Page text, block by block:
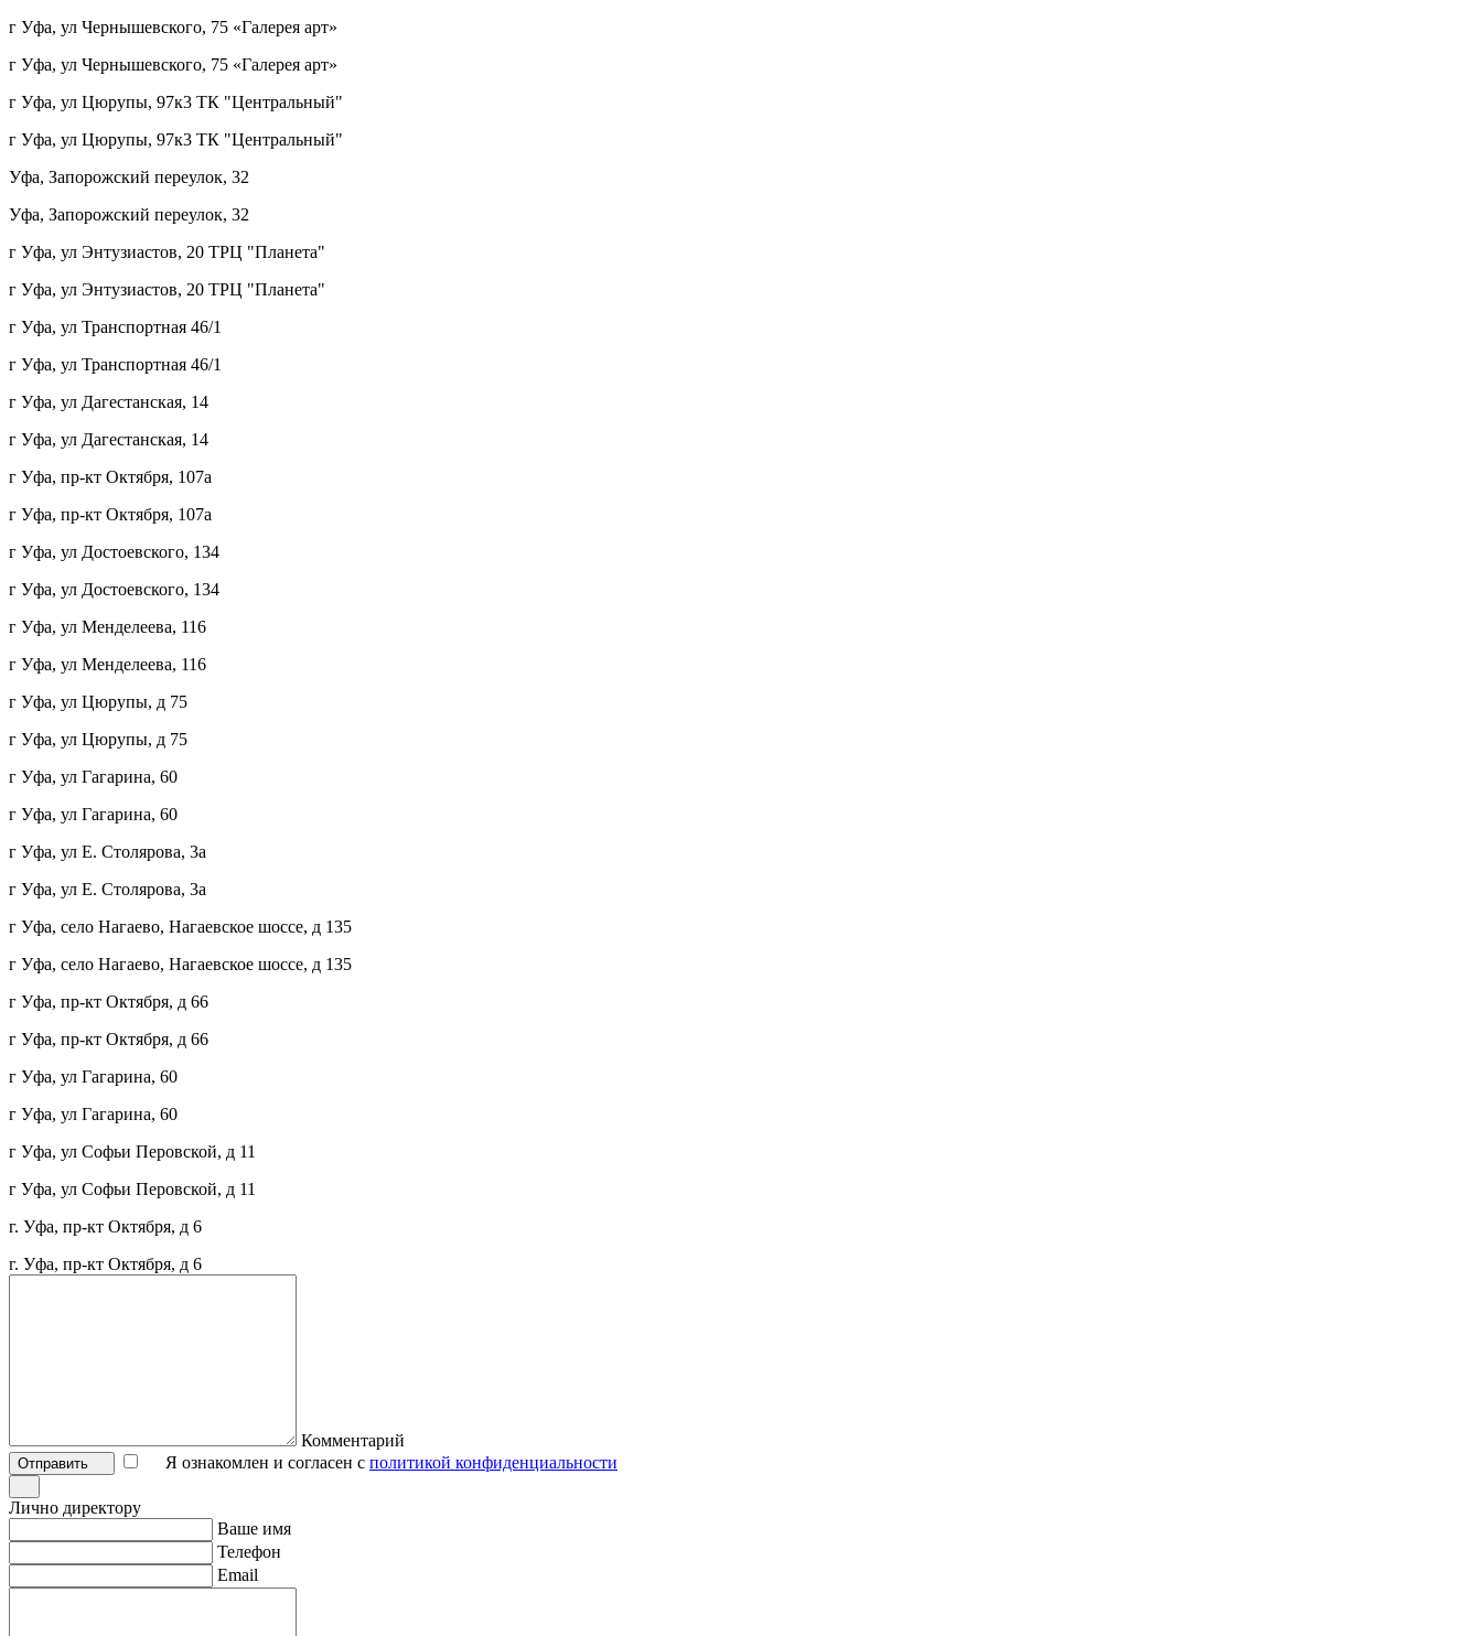
г Уфа, ул Чернышевского, 75 «Галерея арт»
г Уфа, ул Чернышевского, 75 «Галерея арт»
г Уфа, ул Цюрупы, 97к3 ТК "Центральный"
г Уфа, ул Цюрупы, 97к3 ТК "Центральный"
Уфа, Запорожский переулок, 32
Уфа, Запорожский переулок, 32
г Уфа, ул Энтузиастов, 20 ТРЦ "Планета"
г Уфа, ул Энтузиастов, 20 ТРЦ "Планета"
г Уфа, ул Транспортная 46/1
г Уфа, ул Транспортная 46/1
г Уфа, ул Дагестанская, 14
г Уфа, ул Дагестанская, 14
г Уфа, пр-кт Октября, 107а
г Уфа, пр-кт Октября, 107а
г Уфа, ул Достоевского, 134
г Уфа, ул Достоевского, 134
г Уфа, ул Менделеева, 116
г Уфа, ул Менделеева, 116
г Уфа, ул Цюрупы, д 75
г Уфа, ул Цюрупы, д 75
г Уфа, ул Гагарина, 60
г Уфа, ул Гагарина, 60
г Уфа, ул Е. Столярова, 3а
г Уфа, ул Е. Столярова, 3а
г Уфа, село Нагаево, Нагаевское шоссе, д 135
г Уфа, село Нагаево, Нагаевское шоссе, д 135
г Уфа, пр-кт Октября, д 66
г Уфа, пр-кт Октября, д 66
г Уфа, ул Гагарина, 60
г Уфа, ул Гагарина, 60
г Уфа, ул Софьи Перовской, д 11
г Уфа, ул Софьи Перовской, д 11
г. Уфа, пр-кт Октября, д 6
г. Уфа, пр-кт Октября, д 6
Комментарий
Отправить Я ознакомлен и согласен с политикой конфиденциальности
Лично директору
Ваше имя
Телефон
Email